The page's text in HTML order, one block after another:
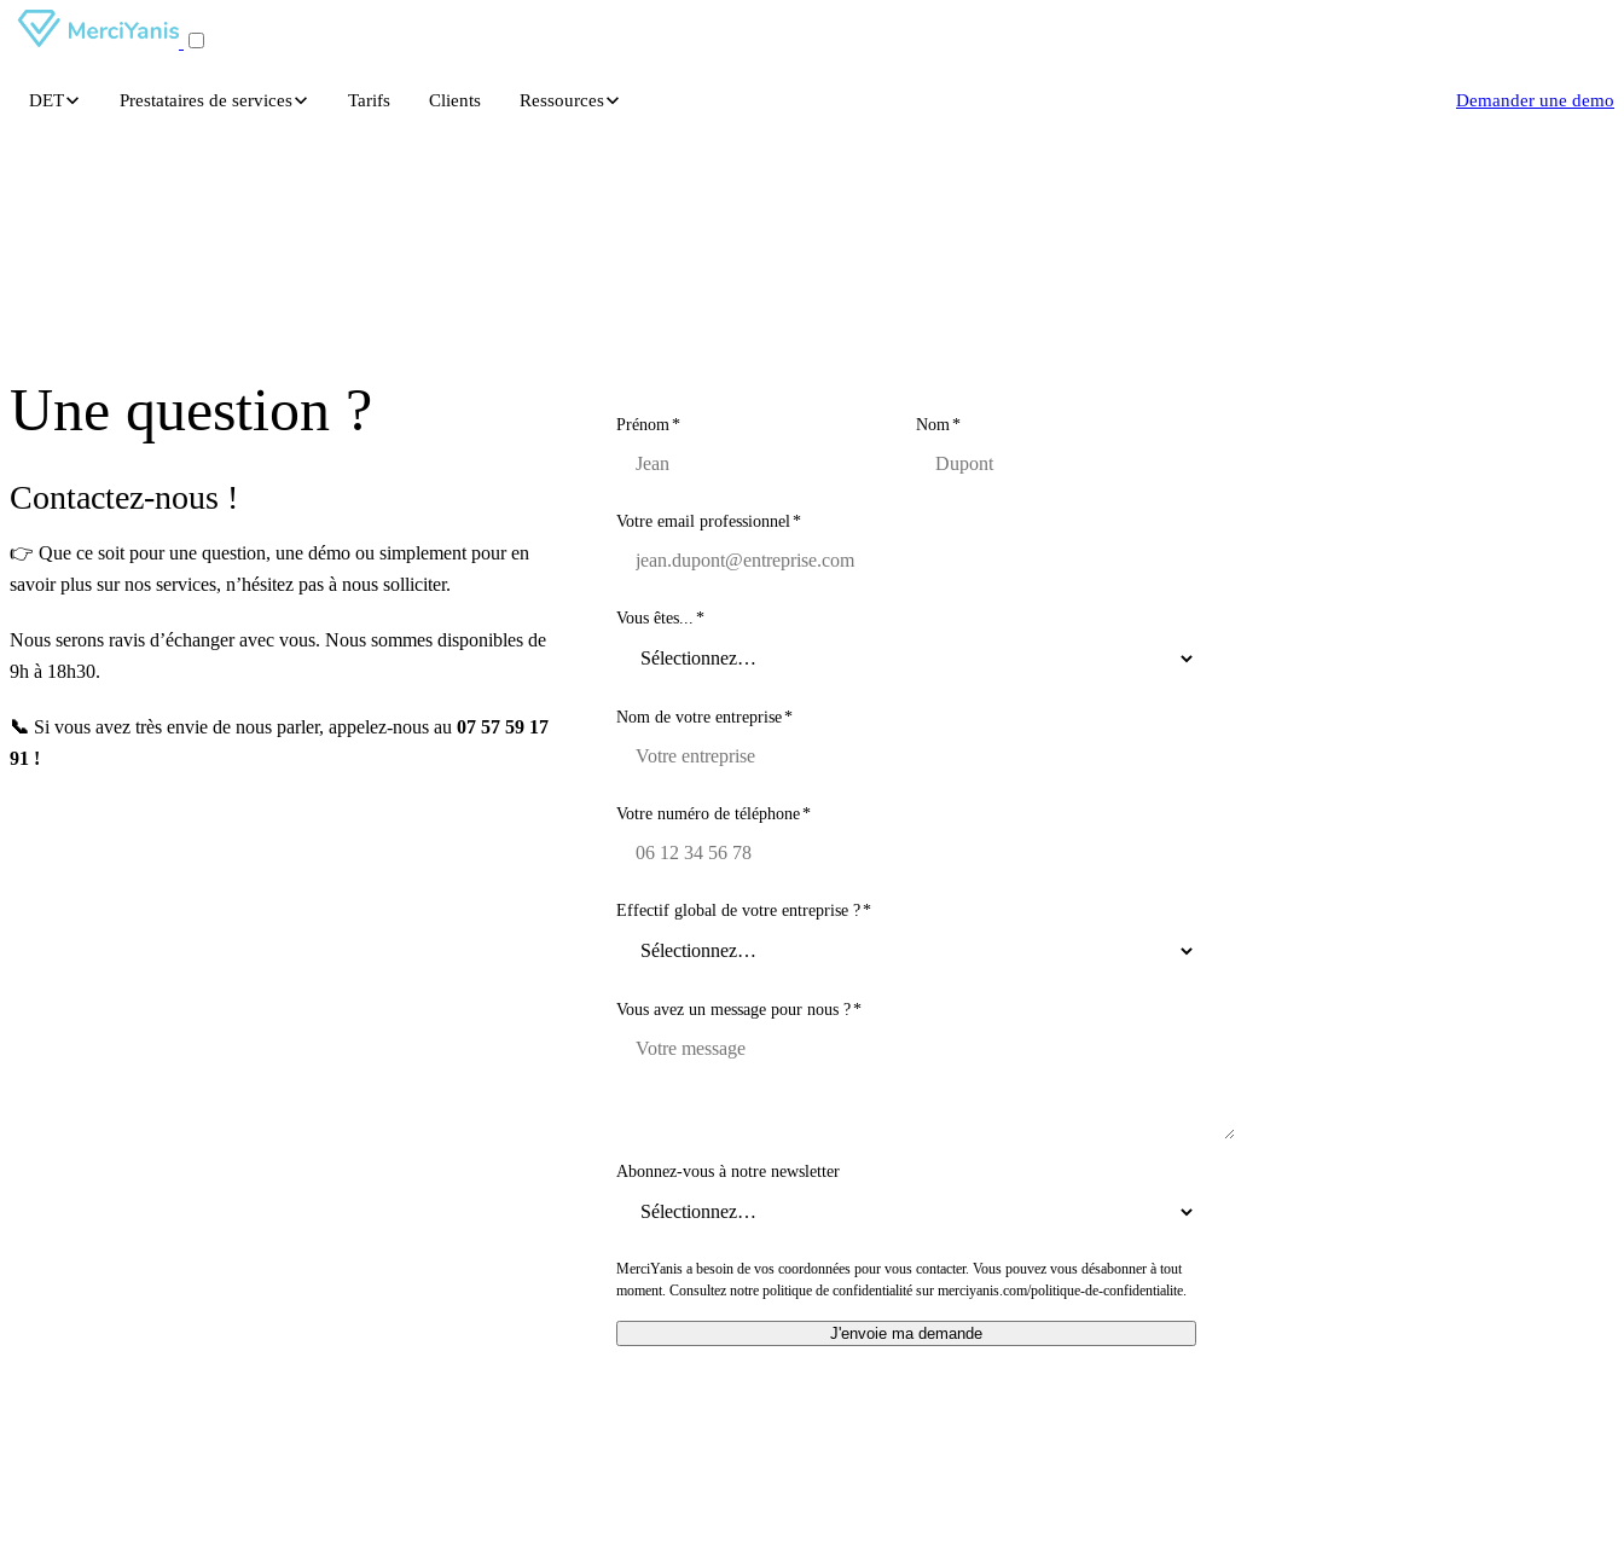
DET Prestataires de services Tarifs Clients Ressources Demander une demo
Une question ?
Contactez-nous !
👉 Que ce soit pour une question, une démo ou simplement pour en
savoir plus sur nos services, n’hésitez pas à nous solliciter.
Nous serons ravis d’échanger avec vous. Nous sommes disponibles de
9h à 18h30.
📞 Si vous avez très envie de nous parler, appelez-nous au 07 57 59 17
91 !
Prénom* Nom*
Votre email professionnel*
Vous êtes... *
Nom de votre entreprise*
Votre numéro de téléphone*
Effectif global de votre entreprise ?*
Vous avez un message pour nous ?*
Abonnez-vous à notre newsletter
MerciYanis a besoin de vos coordonnées pour vous contacter. Vous pouvez vous désabonner à tout
moment. Consultez notre politique de confidentialité sur merciyanis.com/politique-de-confidentialite.
J'envoie ma demande